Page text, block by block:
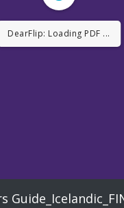
DearFlip: Loading PDF 29%
...